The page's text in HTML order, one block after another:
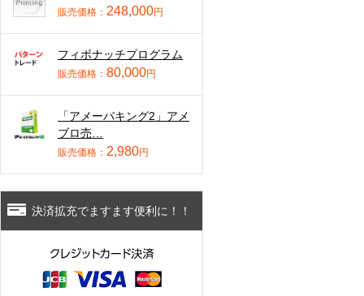
販売価格： 248,000円
フィボナッチプログラム
販売価格： 80,000円
「アメーバキング2」アメ
ブロ売…
販売価格： 2,980円
決済拡充でますます便利に！！